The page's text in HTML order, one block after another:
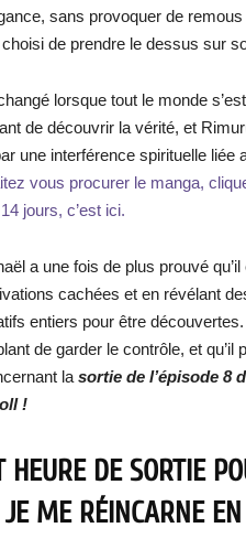
sans provoquer de
de prendre le dessus sur
lorsque tout le monde
de découvrir la vérité, et
une interférence spirituelle liée
vous procurer le manga,
jours, c’est ici.
a une fois de plus prouvé
cachées et en révélant
entiers pour être
de garder le contrôle, et
la sortie de l’épisode 8
!
HEURE DE SORTIE
ME RÉINCARNE